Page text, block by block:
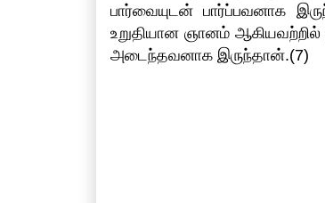
பார்வையுடன் பார்ப்பவனாக
உறுதியான ஞானம்
அடைந்தவனாக இருந்தான்.(7)